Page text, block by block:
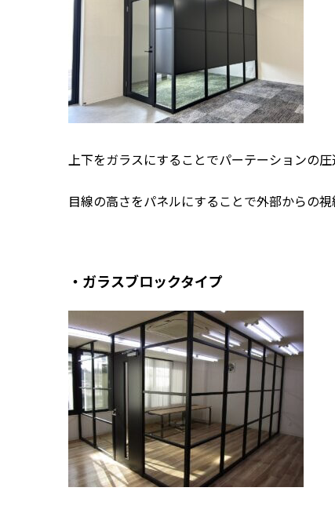
上下をガラスにすることでパーテーションの圧
目線の高さをパネルにすることで外部からの
・ガラスブロックタイプ